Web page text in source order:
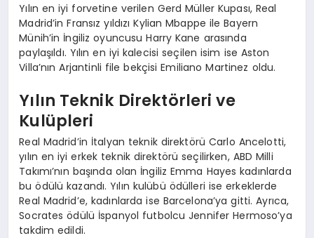
Yılın en iyi forvetine verilen Gerd Müller Kupası, Real
Madrid’in Fransız yıldızı Kylian Mbappe ile Bayern
Münih’in İngiliz oyuncusu Harry Kane arasında
paylaşıldı. Yılın en iyi kalecisi seçilen isim ise Aston
Villa’nın Arjantinli file bekçisi Emiliano Martinez oldu.
Yılın Teknik Direktörleri ve
Kulüpleri
Real Madrid’in İtalyan teknik direktörü Carlo Ancelotti,
yılın en iyi erkek teknik direktörü seçilirken, ABD Milli
Takımı’nın başında olan İngiliz Emma Hayes kadınlarda
bu ödülü kazandı. Yılın kulübü ödülleri ise erkeklerde
Real Madrid’e, kadınlarda ise Barcelona’ya gitti. Ayrıca,
Socrates ödülü İspanyol futbolcu Jennifer Hermoso’ya
takdim edildi.